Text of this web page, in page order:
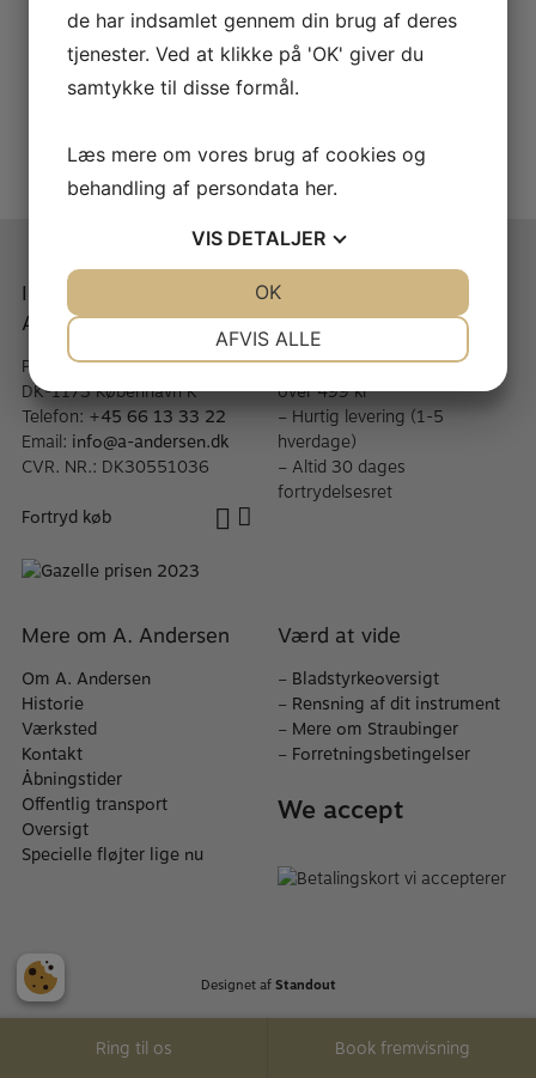
Lomax – A/Bb Dobbel Klarinet HumidiPro kasse
4.450,00 KR. 3.100,00
Instrumentmager A.
Andersen
Peder Hvitfeldts Stræde 11, St
DK-1173 København K
Telefon: +45 66 13 33 22
Email: info@a-andersen.dk
CVR. NR.: DK30551036
Fortryd køb
Når du handler med A.
Andersen
– Fragt fra 40,- kr & gratis
over 499 kr
– Hurtig levering (1-5
hverdage)
– Altid 30 dages
fortrydelsesret
Mere om A. Andersen
Om A. Andersen
Historie
Værksted
Kontakt
Åbningstider
Offentlig transport
Oversigt
Specielle fløjter lige nu
Værd at vide
– Bladstyrkeoversigt
– Rensning af dit instrument
– Mere om Straubinger
– Forretningsbetingelser
We accept
Designet afStandout
Ring til os Book fremvisning
de har indsamlet gennem din brug af deres
tjenester. Ved at klikke på 'OK' giver du
samtykke til disse formål.
Læs mere om vores brug af cookies og
behandling af persondata her.
VIS DETALJER
MARKETING STATISTIK
AFVIS ALLE
OK